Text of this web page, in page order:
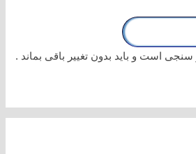
سنجی است و باید بدون تغییر باقی بماند .